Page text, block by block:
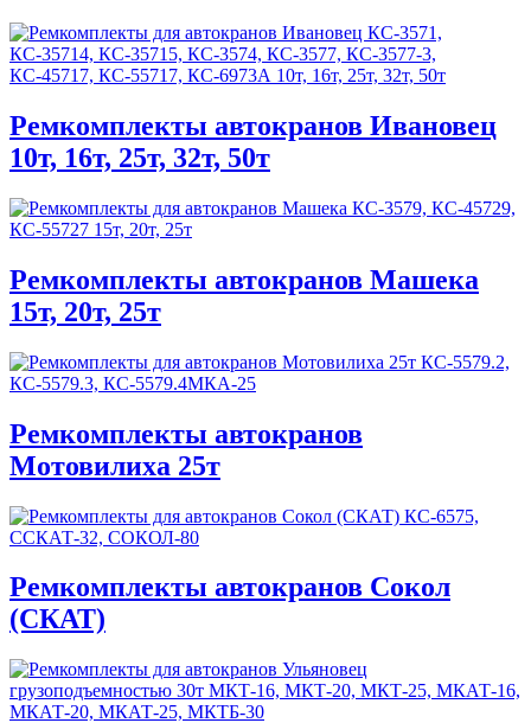
Ремкомплекты автокранов Ивановец
10т, 16т, 25т, 32т, 50т
Ремкомплекты автокранов Машека
15т, 20т, 25т
Ремкомплекты автокранов
Мотовилиха 25т
Ремкомплекты автокранов Сокол
(СКАТ)